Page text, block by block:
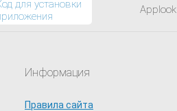
Applook
Информация
Правила сайта